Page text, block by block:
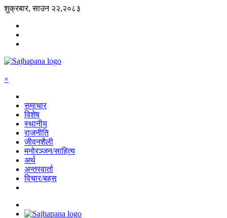
शुक्रबार, साउन २२,२०८३
×
समाचार
विशेष
स्थानीय
राजनीति
जीवनशैली
मनोरञ्जन/साहित्य
अर्थ
अन्तरवार्ता
विचार/बहस